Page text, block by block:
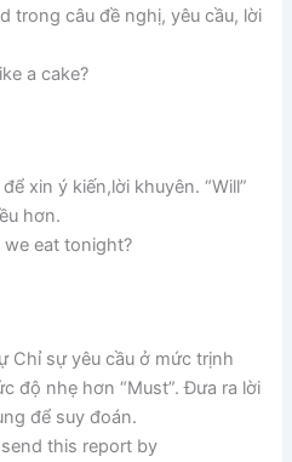
trong câu đề nghị, yêu cầu, lời
a cake?
xin ý kiến,lời khuyên. “Will”
hơn.
we eat tonight?
Chỉ sự yêu cầu ở mức trịnh
độ nhẹ hơn “Must”. Đưa ra lời
để suy đoán.
this report by